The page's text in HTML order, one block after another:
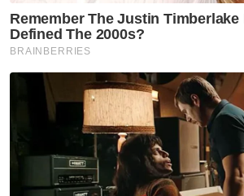
Muat turun aplikasi Sinar Harian.
Keselamatan
Jeti Haram